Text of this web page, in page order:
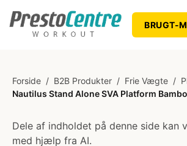
BRUGT-
Forside / B2B Produkter / Frie Vægte /
Nautilus Stand Alone SVA Platform
Dele af indholdet på denne side kan
med hjælp fra AI.